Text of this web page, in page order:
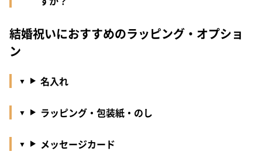
結婚祝いにおすすめのラッピング・オプショ
ン
名入れ
ラッピング・包装紙・のし
メッセージカード